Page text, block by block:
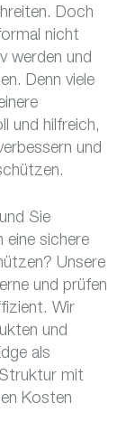
Doch
nicht
werden und
Denn viele
und hilfreich,
und
Sie
eine sichere
Unsere
und prüfen
Wir
und
als
mit
Kosten